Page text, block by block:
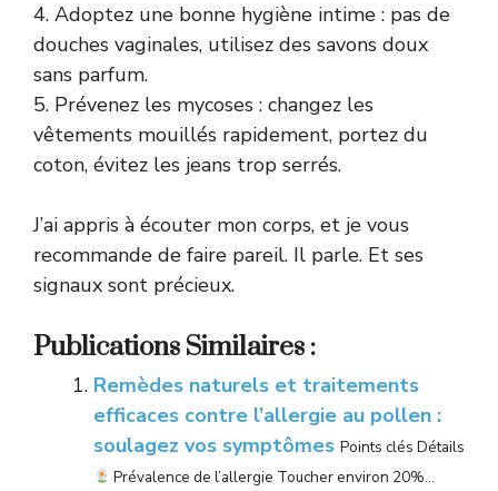
4. Adoptez une bonne hygiène intime : pas de
douches vaginales, utilisez des savons doux
sans parfum.
5. Prévenez les mycoses : changez les
vêtements mouillés rapidement, portez du
coton, évitez les jeans trop serrés.
J’ai appris à écouter mon corps, et je vous
recommande de faire pareil. Il parle. Et ses
signaux sont précieux.
Publications Similaires :
Remèdes naturels et traitements
efficaces contre l’allergie au pollen :
soulagez vos symptômes Points clés Détails
Prévalence de l’allergie Toucher environ 20%...